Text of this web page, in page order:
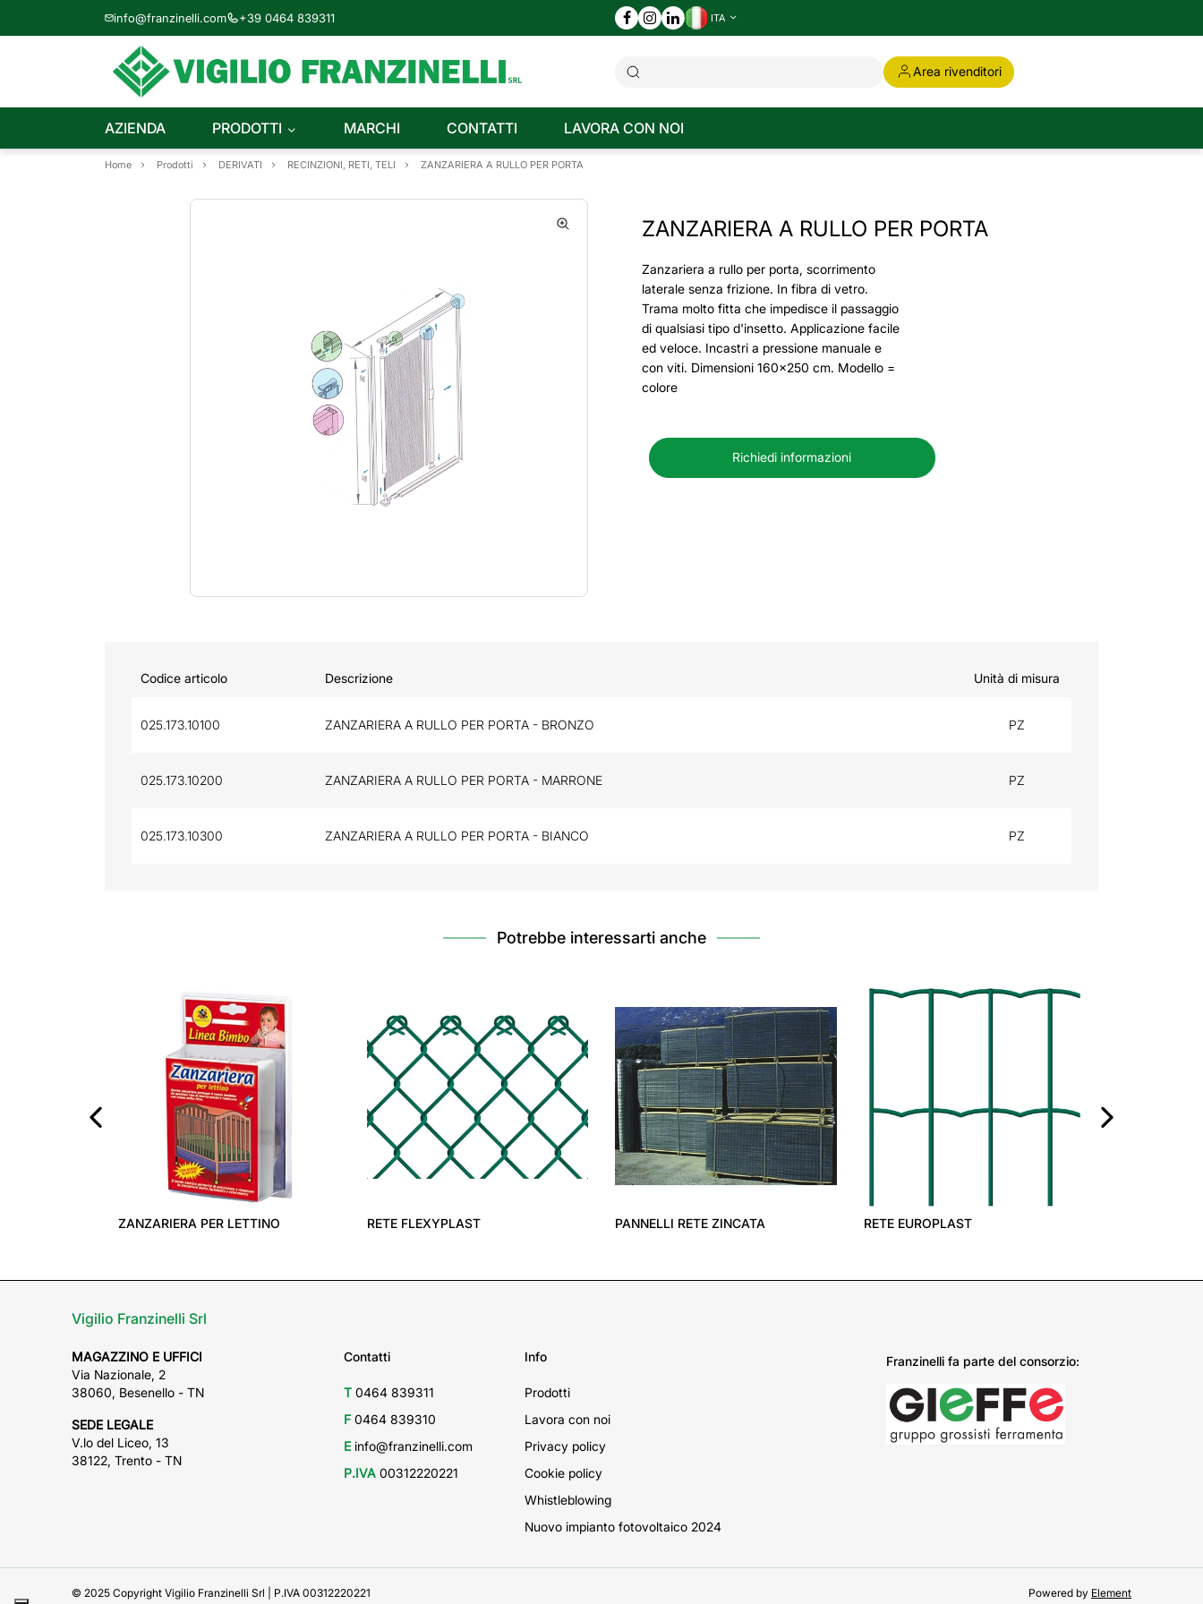
info@franzinelli.com +39 0464 839311 ITA
Area rivenditori
AZIENDA PRODOTTI MARCHI CONTATTI LAVORA CON NOI
Home Prodotti DERIVATI RECINZIONI, RETI, TELI ZANZARIERA A RULLO PER PORTA
ZANZARIERA A RULLO PER PORTA
Zanzariera a rullo per porta, scorrimento
laterale senza frizione. In fibra di vetro.
Trama molto fitta che impedisce il passaggio
di qualsiasi tipo d'insetto. Applicazione facile
ed veloce. Incastri a pressione manuale e
con viti. Dimensioni 160x250 cm. Modello =
colore
Richiedi informazioni
Codice articolo Descrizione Unità di misura
025.173.10100 ZANZARIERA A RULLO PER PORTA - BRONZO PZ
025.173.10200 ZANZARIERA A RULLO PER PORTA - MARRONE PZ
025.173.10300 ZANZARIERA A RULLO PER PORTA - BIANCO PZ
Potrebbe interessarti anche
ZANZARIERA PER LETTINO RETE FLEXYPLAST PANNELLI RETE ZINCATA RETE EUROPLAST
Vigilio Franzinelli Srl
MAGAZZINO E UFFICI
Via Nazionale, 2
38060, Besenello - TN
SEDE LEGALE
V.lo del Liceo, 13
38122, Trento - TN
Contatti
T0464 839311
F0464 839310
Einfo@franzinelli.com
P.IVA00312220221
Info
Prodotti
Lavora con noi
Privacy policy
Cookie policy
Whistleblowing
Nuovo impianto fotovoltaico 2024
Franzinelli fa parte del consorzio:
© 2025 Copyright Vigilio Franzinelli Srl | P.IVA 00312220221 Powered by Element